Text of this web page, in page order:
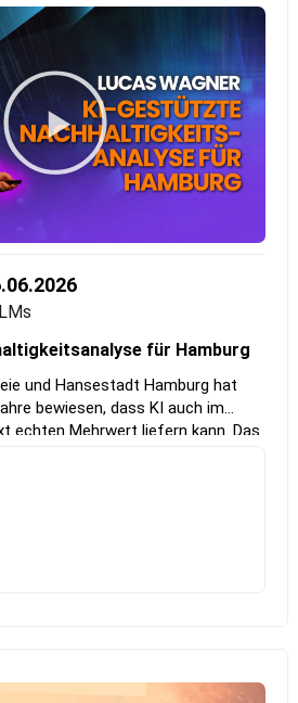
für Hamburg
und Hansestadt Hamburg hat
bewiesen, dass KI auch im
echten Mehrwert liefern kann. Das
dabei unterstützt, Hamburgs
17 globalen
sichtbar und
Und das ganz ohne manuelle